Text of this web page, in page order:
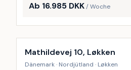
Ab 16.985 DKK/ Woche
Inkl. Endreinigung
Mathildevej 10, Løkken
Dänemark · Nordjütland · Løkken